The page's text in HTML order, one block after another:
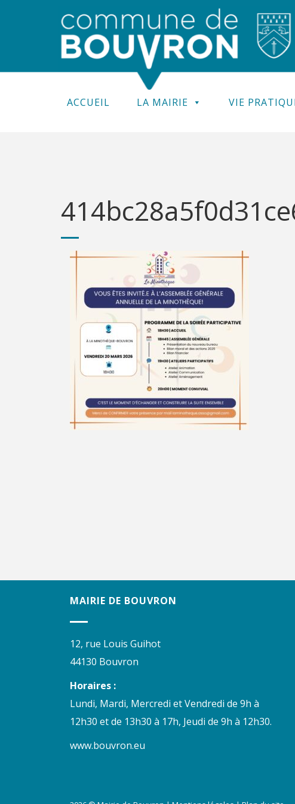
ACCUEIL LA MAIRIE VIE
MAIRIE DE BOUVRON
12, rue Louis Guihot
44130 Bouvron
Horaires :
Lundi, Mardi, Mercredi et Vendredi de 9h à
12h30 et de 13h30 à 17h, Jeudi de 9h à 12h30.
www.bouvron.eu